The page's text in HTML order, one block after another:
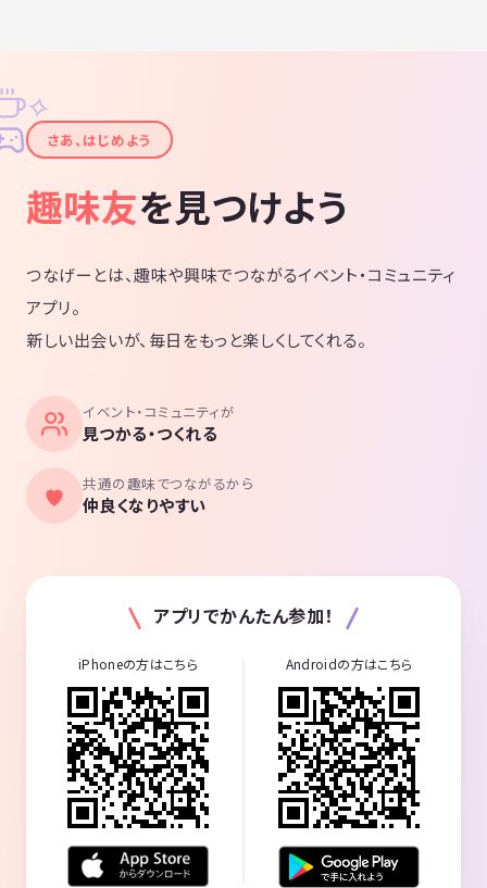
✦
✧
さあ、はじめよう
趣味友を見つけよう
つなげーとは、趣味や興味でつながるイベント・コミュニティ
アプリ。
新しい出会いが、毎日をもっと楽しくしてくれる。
イベント・コミュニティが
見つかる・つくれる
共通の趣味でつながるから
仲良くなりやすい
アプリでかんたん参加！
iPhoneの方はこちら Androidの方はこちら